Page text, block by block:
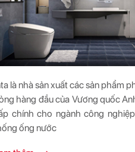
là nhà sản xuất các sản phẩm
hàng đầu của Vương quốc
chính cho ngành công
ống nước